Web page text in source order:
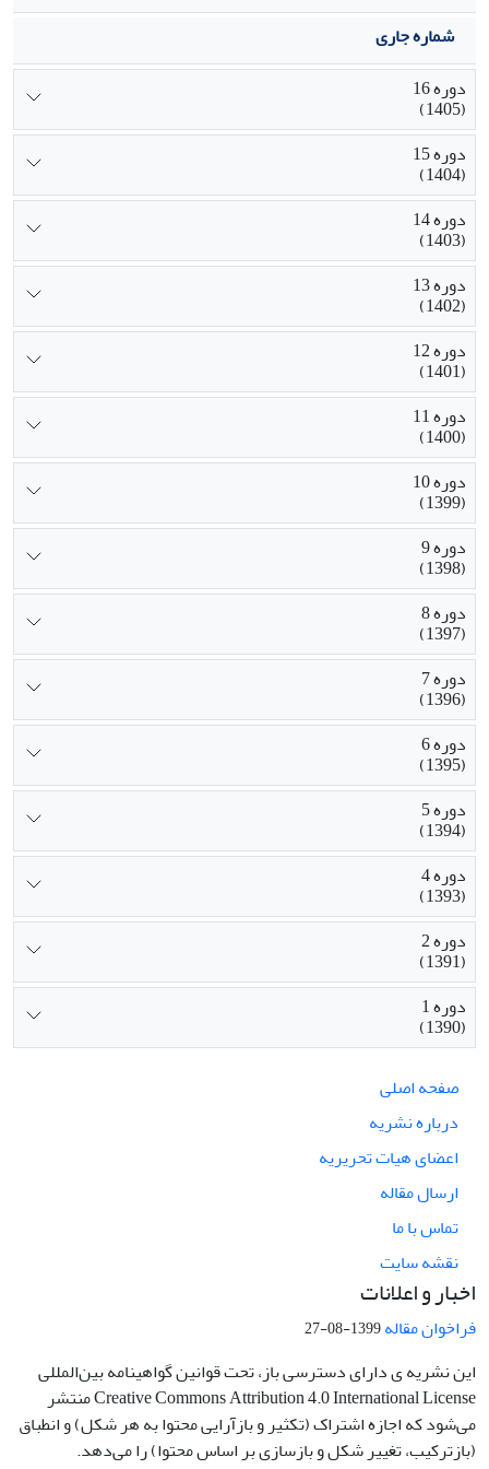
شماره جاری
دوره 16
(1405)
دوره 15
(1404)
دوره 14
(1403)
دوره 13
(1402)
دوره 12
(1401)
دوره 11
(1400)
دوره 10
(1399)
دوره 9
(1398)
دوره 8
(1397)
دوره 7
(1396)
دوره 6
(1395)
دوره 5
(1394)
دوره 4
(1393)
دوره 2
(1391)
دوره 1
(1390)
صفحه اصلی
درباره نشریه
اعضای هیات تحریریه
ارسال مقاله
تماس با ما
نقشه سایت
اخبار و اعلانات
فراخوان مقاله1399-08-27
این نشریه ی دارای دسترسی باز، تحت قوانین گواهینامه بین‌المللی
Creative Commons Attribution 4.0 International License منتشر
می‌شود که اجازه اشتراک (تکثیر و بازآرایی محتوا به هر شکل) و انطباق
(بازترکیب، تغییر شکل و بازسازی بر اساس محتوا) را می‌دهد.